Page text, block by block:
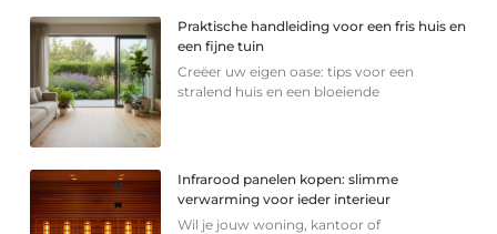
Praktische handleiding voor een fris huis en
een fijne tuin
Creëer uw eigen oase: tips voor een
stralend huis en een bloeiende
Infrarood panelen kopen: slimme
verwarming voor ieder interieur
Wil je jouw woning, kantoor of